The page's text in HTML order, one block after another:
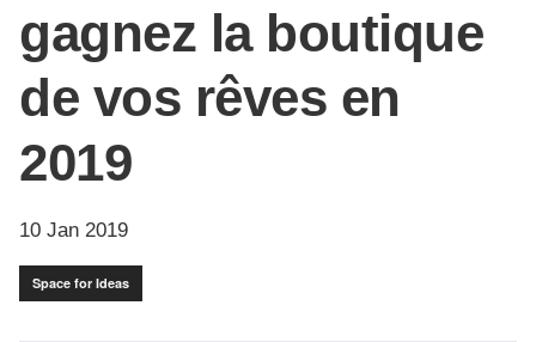
gagnez la boutique
de vos rêves en
2019
10 Jan 2019
Space for Ideas